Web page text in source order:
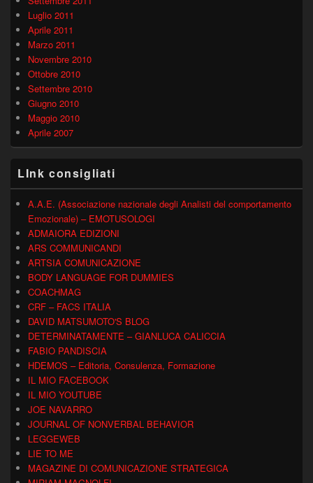
Luglio 2011
Aprile 2011
Marzo 2011
Novembre 2010
Ottobre 2010
Settembre 2010
Giugno 2010
Maggio 2010
Aprile 2007
LInk consigliati
A.A.E. (Associazione nazionale degli Analisti del comportamento
Emozionale) – EMOTUSOLOGI
ADMAIORA EDIZIONI
ARS COMMUNICANDI
ARTSIA COMUNICAZIONE
BODY LANGUAGE FOR DUMMIES
COACHMAG
CRF – FACS ITALIA
DAVID MATSUMOTO'S BLOG
DETERMINATAMENTE – GIANLUCA CALICCIA
FABIO PANDISCIA
HDEMOS – Editoria, Consulenza, Formazione
IL MIO FACEBOOK
IL MIO YOUTUBE
JOE NAVARRO
JOURNAL OF NONVERBAL BEHAVIOR
LEGGEWEB
LIE TO ME
MAGAZINE DI COMUNICAZIONE STRATEGICA